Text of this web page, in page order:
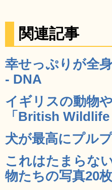
関連記事
幸せっぷりが全
- DNA
イギリスの動物
「British
犬が最高にプル
これはたまらな
物たちの写真20